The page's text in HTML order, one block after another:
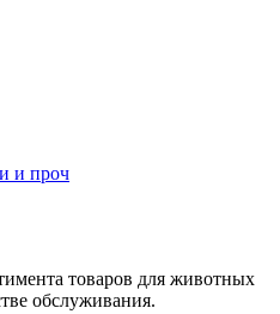
и проч
товаров для животных
обслуживания.